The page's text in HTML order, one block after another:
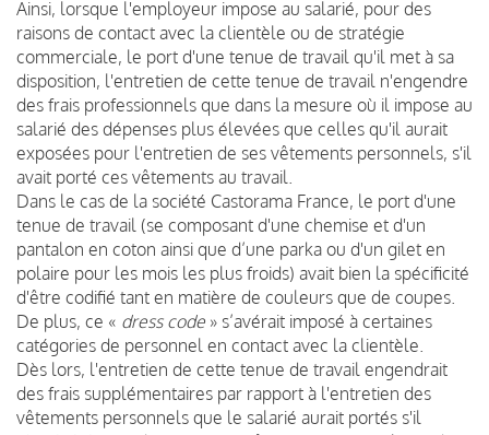
Ainsi, lorsque l'employeur impose au salarié, pour des
raisons de contact avec la clientèle ou de stratégie
commerciale, le port d'une tenue de travail qu'il met à sa
disposition, l'entretien de cette tenue de travail n'engendre
des frais professionnels que dans la mesure où il impose au
salarié des dépenses plus élevées que celles qu'il aurait
exposées pour l'entretien de ses vêtements personnels, s'il
avait porté ces vêtements au travail.
Dans le cas de la société Castorama France, le port d'une
tenue de travail (se composant d'une chemise et d'un
pantalon en coton ainsi que d’une parka ou d'un gilet en
polaire pour les mois les plus froids) avait bien la spécificité
d'être codifié tant en matière de couleurs que de coupes.
De plus, ce « dress code » s’avérait imposé à certaines
catégories de personnel en contact avec la clientèle.
Dès lors, l'entretien de cette tenue de travail engendrait
des frais supplémentaires par rapport à l'entretien des
vêtements personnels que le salarié aurait portés s'il